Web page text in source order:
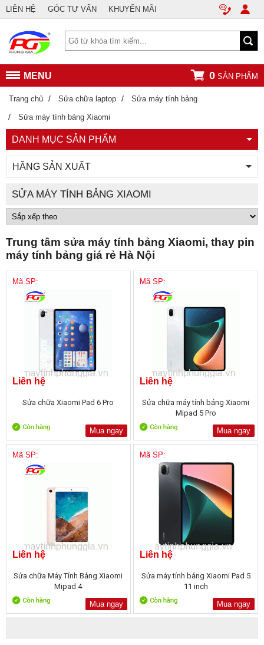
LIÊN HỆ GÓC TƯ VẤN KHUYẾN MÃI
MENU 0 SẢN PHẨM
Trang chủ / Sửa chữa laptop / Sửa máy tính bảng
/ Sửa máy tính bảng Xiaomi
DANH MỤC SẢN PHẨM
HÃNG SẢN XUẤT
SỬA MÁY TÍNH BẢNG XIAOMI
Trung tâm sửa máy tính bảng Xiaomi, thay pin
máy tính bảng giá rẻ Hà Nội
Mã SP:
Liên hệ
Sửa chữa Xiaomi Pad 6 Pro
Mua ngay
Mã SP:
Liên hệ
Sửa chữa máy tính bảng Xiaomi
Mipad 5 Pro
Mua ngay
Mã SP:
Liên hệ
Sửa chữa Máy Tính Bảng Xiaomi
Mipad 4
Mua ngay
Mã SP:
Liên hệ
Sửa máy tính bảng Xiaomi Pad 5
11 inch
Mua ngay